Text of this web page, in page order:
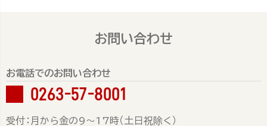
お問い合わせ
お電話でのお問い合わせ
0263-57-8001
受付：月から金の9～17時（土日祝除く）